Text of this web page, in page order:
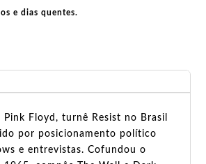
e dias quentes.
Pink Floyd, turnê Resist no Brasil
por posicionamento político
e entrevistas. Cofundou o